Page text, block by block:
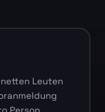
Leuten